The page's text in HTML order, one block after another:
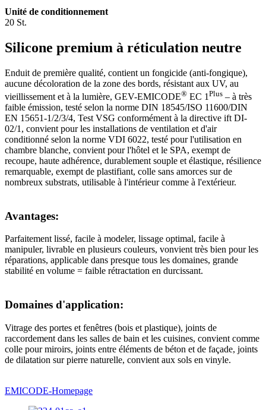
Unité de conditionnement
20 St.
Silicone premium à réticulation neutre
Enduit de première qualité, contient un fongicide (anti-fongique),
aucune décoloration de la zone des bords, résistant aux UV, au
vieillissement et à la lumière, GEV-EMICODE® EC 1 Plus – à très
faible émission, testé selon la norme DIN 18545/ISO 11600/DIN
EN 15651-1/2/3/4, Test VSG conformément à la directive ift DI-
02/1, convient pour les installations de ventilation et d'air
conditionné selon la norme VDI 6022, testé pour l'utilisation en
chambre blanche, convient pour l'hôtel et le SPA, exempt de
recoupe, haute adhérence, durablement souple et élastique, résilience
remarquable, exempt de plastifiant, colle sans amorces sur de
nombreux substrats, utilisable à l'intérieur comme à l'extérieur.
Avantages:
Parfaitement lissé, facile à modeler, lissage optimal, facile à
manipuler, livrable en plusieurs couleurs, vonvient très bien pour les
réparations, applicable dans presque tous les domaines, grande
stabilité en volume = faible rétractation en durcissant.
Domaines d'application:
Vitrage des portes et fenêtres (bois et plastique), joints de
raccordement dans les salles de bain et les cuisines, convient comme
colle pour miroirs, joints entre éléments de béton et de façade, joints
de dilatation sur pierre naturelle, convient aux sols en vinyle.
EMICODE-Homepage